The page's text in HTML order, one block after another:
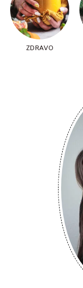
ZDRAVO